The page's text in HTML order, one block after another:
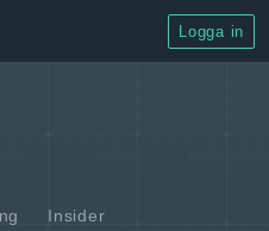
Logga in
Insider